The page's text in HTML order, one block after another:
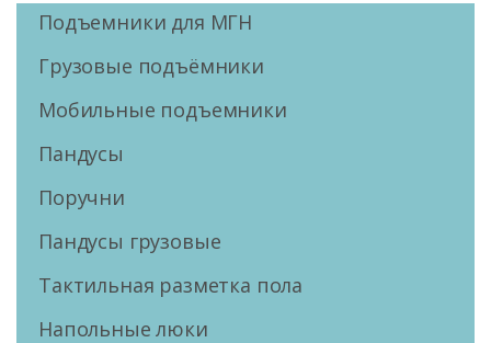
Подъемники для МГН
Грузовые подъёмники
Мобильные подъемники
Пандусы
Поручни
Пандусы грузовые
Тактильная разметка пола
Напольные люки